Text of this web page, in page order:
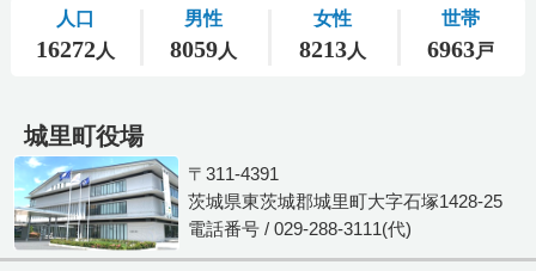
城里町役場
〒311-4391
茨城県東茨城郡城里町大字石塚1428-25
電話番号 / 029-288-3111(代)